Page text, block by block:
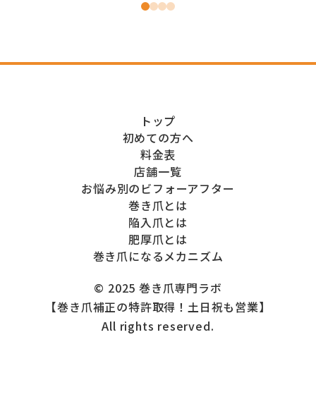
トップ
初めての方へ
料金表
店舗一覧
お悩み別のビフォーアフター
巻き爪とは
陥入爪とは
肥厚爪とは
巻き爪になるメカニズム
© 2025 巻き爪専門ラボ
【巻き爪補正の特許取得！土日祝も営業】
All rights reserved.